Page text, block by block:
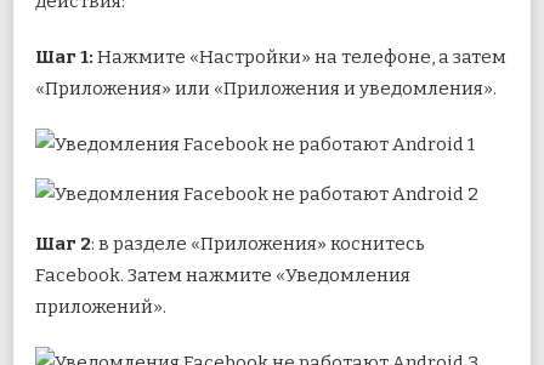
Шаг 1: Нажмите «Настройки» на телефоне, а затем
«Приложения» или «Приложения и уведомления».
Шаг 2: в разделе «Приложения» коснитесь
Facebook. Затем нажмите «Уведомления
приложений».